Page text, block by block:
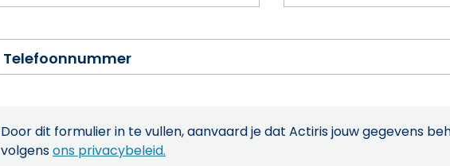
Telefoonnummer
Door dit formulier in te vullen, aanvaard je dat Actiris jouw gegevens
volgensons privacybeleid.